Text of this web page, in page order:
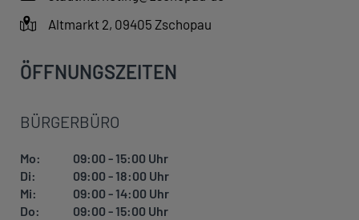
Altmarkt 2, 09405 Zschopau
ÖFFNUNGSZEITEN
BÜRGERBÜRO
Mo:
09:00 - 15:00 Uhr
Di:
09:00 - 18:00 Uhr
Mi:
09:00 - 14:00 Uhr
Do:
09:00 - 15:00 Uhr